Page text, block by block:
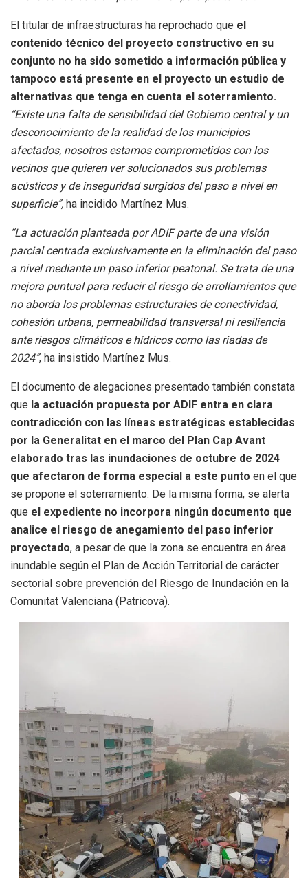
El titular de infraestructuras ha reprochado que el
contenido técnico del proyecto constructivo en su
conjunto no ha sido sometido a información pública y
tampoco está presente en el proyecto un estudio de
alternativas que tenga en cuenta el soterramiento.
“Existe una falta de sensibilidad del Gobierno central y un
desconocimiento de la realidad de los municipios
afectados, nosotros estamos comprometidos con los
vecinos que quieren ver solucionados sus problemas
acústicos y de inseguridad surgidos del paso a nivel en
superficie”, ha incidido Martínez Mus.
“La actuación planteada por ADIF parte de una visión
parcial centrada exclusivamente en la eliminación del paso
a nivel mediante un paso inferior peatonal. Se trata de una
mejora puntual para reducir el riesgo de arrollamientos que
no aborda los problemas estructurales de conectividad,
cohesión urbana, permeabilidad transversal ni resiliencia
ante riesgos climáticos e hídricos como las riadas de
2024”, ha insistido Martínez Mus.
El documento de alegaciones presentado también constata
que la actuación propuesta por ADIF entra en clara
contradicción con las líneas estratégicas establecidas
por la Generalitat en el marco del Plan Cap Avant
elaborado tras las inundaciones de octubre de 2024
que afectaron de forma especial a este punto en el que
se propone el soterramiento. De la misma forma, se alerta
que el expediente no incorpora ningún documento que
analice el riesgo de anegamiento del paso inferior
proyectado, a pesar de que la zona se encuentra en área
inundable según el Plan de Acción Territorial de carácter
sectorial sobre prevención del Riesgo de Inundación en la
Comunitat Valenciana (Patricova).